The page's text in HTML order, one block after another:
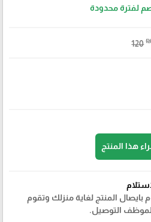
لفترة محدودة
120
هذا المنتج
بايصال المنتج لغاية منزلك وتقوم
التوصيل.